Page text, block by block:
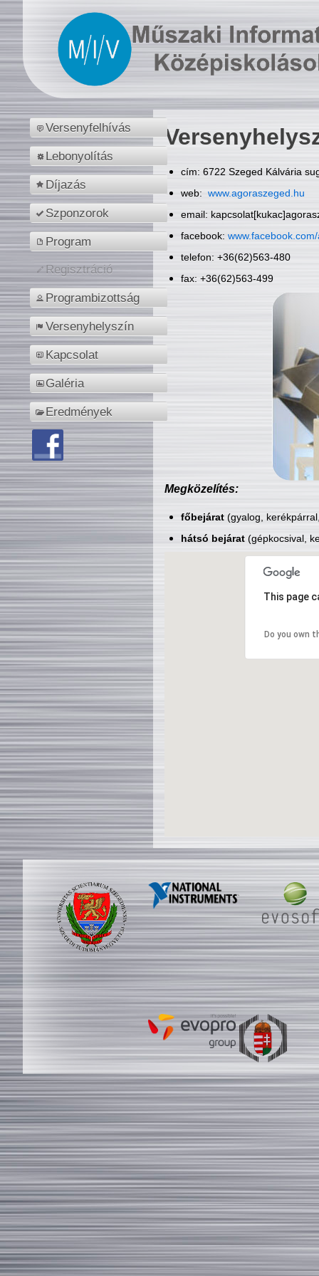
Versenyfelhívás
Lebonyolítás
Díjazás
Szponzorok
Program
Regisztráció
Programbizottság
Versenyhelyszín
Kapcsolat
Galéria
Eredmények
cím: 6722 Szeged Kálvária
web: www.agoraszeged.hu
email:
facebook:
telefon: +36(62)563-480
fax: +36(62)563-499
Megközelítés:
főbejárat(gyalog,
hátsó bejárat(gépkocsival,
This page
Do you own